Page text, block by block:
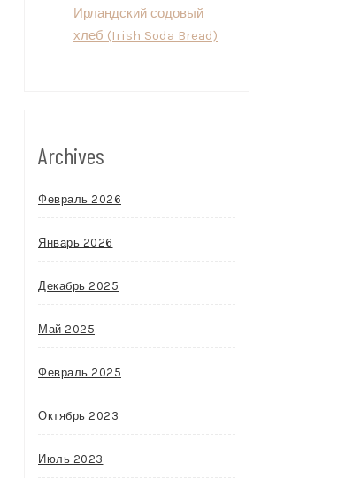
Ирландский содовый
хлеб (Irish Soda Bread)
Archives
Февраль 2026
Январь 2026
Декабрь 2025
Май 2025
Февраль 2025
Октябрь 2023
Июль 2023